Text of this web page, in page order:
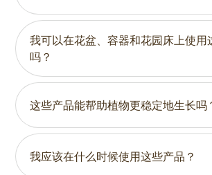
Hortimed 园艺产品的开发旨在支持
构，改善水分平衡，并为根系的健康
利的条件。
我可以在花盆、容器和花园床上使用
吗？
是的，根据产品类型，它们可用于花
架床和露天花园土壤。
这些产品能帮助植物更稳定地生长吗
是的，通过改善生长环境和支持根系
品有助于促进更均匀和稳定的植物发
我应该在什么时候使用这些产品？